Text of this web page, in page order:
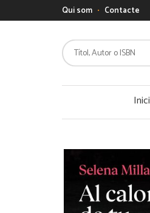
Qui som Contacte
Inici